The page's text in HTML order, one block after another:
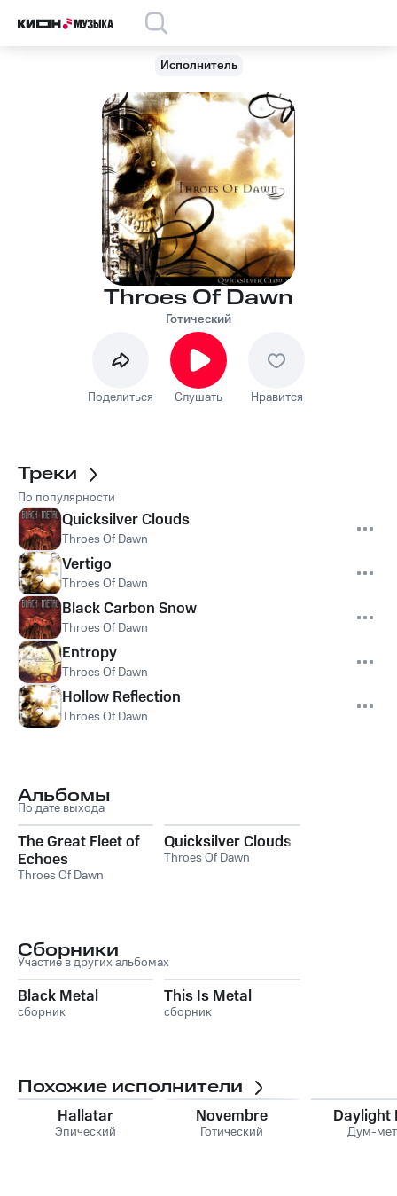
Исполнитель
Throes Of Dawn
Готический
Поделиться Слушать Нравится
Треки
По популярности
Quicksilver Clouds
Throes Of Dawn
Vertigo
Throes Of Dawn
Black Carbon Snow
Throes Of Dawn
Entropy
Throes Of Dawn
Hollow Reflection
Throes Of Dawn
Альбомы
По дате выхода
The Great Fleet of
Echoes
Throes Of Dawn
Quicksilver Clouds
Throes Of Dawn
Сборники
Участие в других альбомах
Black Metal
сборник
This Is Metal
сборник
Похожие исполнители
Hallatar
Эпический
Novembre
Готический
Daylight
Дум-